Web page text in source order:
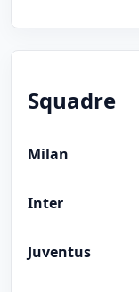
Squadre
Milan
Inter
Juventus